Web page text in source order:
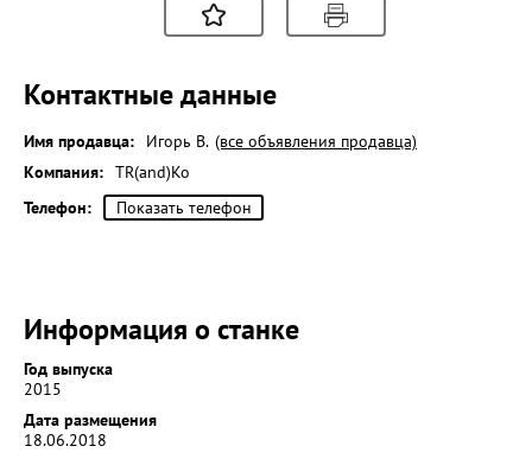
Контактные данные
Имя продавца: Игорь В. (все объявления продавца)
Компания: TR(and)Ko
Телефон:
Показать телефон
Информация о станке
Год выпуска
2015
Дата размещения
18.06.2018